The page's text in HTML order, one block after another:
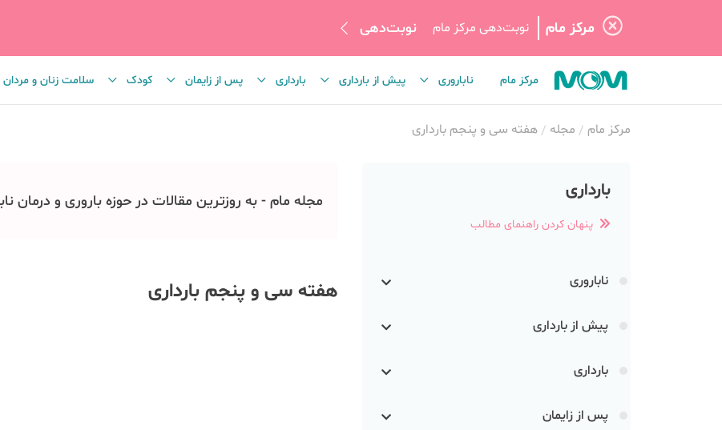
مرکز مام نوبت‌دهی مرکز مام نوبت‌دهی
مرکز مام ناباروری پیش از بارداری بارداری پس از زایمان کودک سلامت زنان و مردان
مرکز مام مجله هفته سی و پنجم بارداری
بارداری
پنهان کردن راهنمای مطالب
ناباروری
پیش از بارداری
بارداری
پس از زایمان
مجله مام - به روزترین مقالات در حوزه باروری و درمان
هفته سی و پنجم بارداری